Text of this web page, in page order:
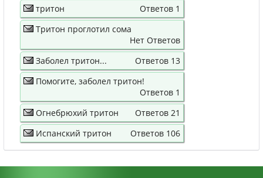
тритон
Ответов 1
Тритон проглотил сома
Нет Ответов
Заболел тритон...
Ответов 13
Помогите, заболел тритон!
Ответов 1
Огнебрюхий тритон
Ответов 21
Испанский тритон
Ответов 106